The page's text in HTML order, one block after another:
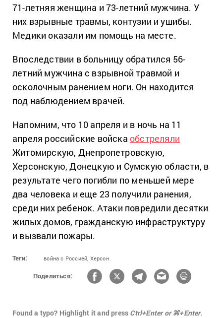
71-летняя женщина и 73-летний мужчина. У
них взрывные травмы, контузии и ушибы.
Медики оказали им помощь на месте.
Впоследствии в больницу обратился 56-
летний мужчина с взрывной травмой и
осколочным ранением ноги. Он находится
под наблюдением врачей.
Напомним, что 10 апреля и в ночь на 11
апреля российские войска обстреляли
Житомирскую, Днепропетровскую,
Херсонскую, Донецкую и Сумскую области, в
результате чего погибли по меньшей мере
два человека и еще 23 получили ранения,
среди них ребенок. Атаки повредили десятки
жилых домов, гражданскую инфраструктуру
и вызвали пожары.
Теги: война с Россией, Херсон
Поделиться:
Found a typo? Highlight it and press Ctrl+Enter or ⌘+Enter.